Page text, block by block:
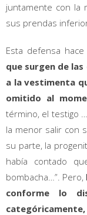
juntamente con la
sus prendas
Esta defensa
que surgen de
a la vestimenta
omitido al
término, el testigo
la menor salir con
su parte, la
había contado
bombacha…”. Pero,
conforme lo